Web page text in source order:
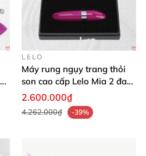
LELO
Máy rung ngụy trang thỏi
son cao cấp Lelo Mia 2 đa
chế độ rung
2.600.000₫
4.262.000₫ -39%